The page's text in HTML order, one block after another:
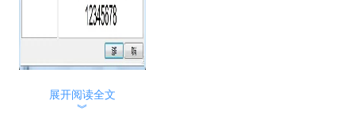
钮时，即会显示一个下拉
展开阅读全文
︾